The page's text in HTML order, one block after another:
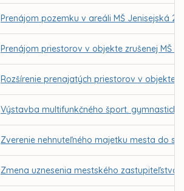
Prenájom pozemku v areáli MŠ Jenisejská
Prenájom priestorov v objekte zrušenej MŠ
Rozšírenie prenajatých priestorov v objekte
Výstavba multifunkčného šport.
Zverenie nehnuteľného majetku mesta do
Zmena uznesenia mestského zastupiteľstva